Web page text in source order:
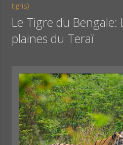
tigris)
Le Tigre du Bengale:
plaines du Teraï